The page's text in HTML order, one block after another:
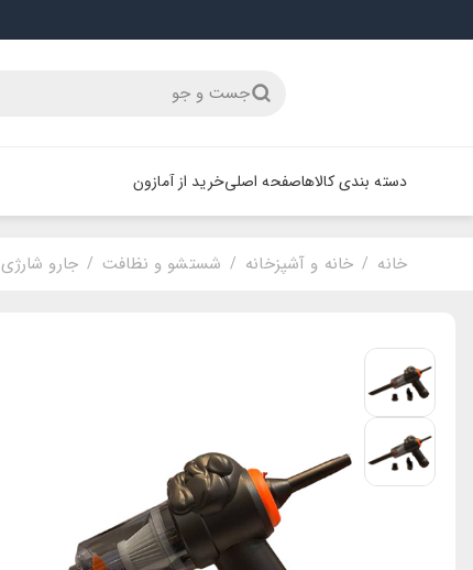
جست و جو
دسته بندی کالاهاصفحه اصلیخرید از آمازون
خانه / خانه و آشپزخانه / شستشو و نظافت / جارو شارژی